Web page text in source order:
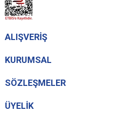
ALIŞVERİŞ
KURUMSAL
SÖZLEŞMELER
ÜYELİK